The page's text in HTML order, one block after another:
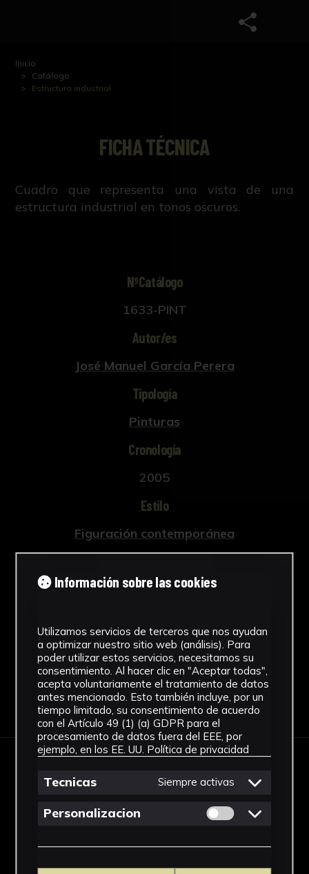
Inicio
Catálogo
Estructura industrial
FICHA TÉCNICA
Cuadro que representa una vista de una
estructura industrial en tonos oscuros.
NºCatálogo
1633-PINT
Autor/es
José Manuel García Perera
Tipología
Pinturas
Cronología
2005
Estilo
Figuración contemporánea
Pabellón de Brasil. Investigación e
Ver más
Descargar Ficha
IMÁGENES
Información sobre las cookies
Utilizamos servicios de terceros que nos ayudan
a optimizar nuestro sitio web (análisis). Para
poder utilizar estos servicios, necesitamos su
consentimiento. Al hacer clic en "Aceptar todas",
acepta voluntariamente el tratamiento de datos
antes mencionado. Esto también incluye, por un
tiempo limitado, su consentimiento de acuerdo
con el Artículo 49 (1) (a) GDPR para el
procesamiento de datos fuera del EEE, por
ejemplo, en los EE. UU. Política de privacidad
Tecnicas Siempre activas
Personalizacion Permitir cookies